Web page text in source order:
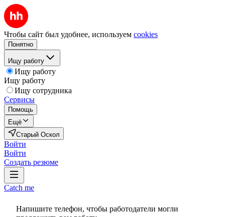
Чтобы сайт был удобнее, используем cookies
Понятно
Ищу работу
Ищу работу
Ищу работу
Ищу сотрудника
Сервисы
Помощь
Ещё
Старый Оскол
Войти
Войти
Создать резюме
Catch me
Напишите телефон, чтобы работодатели могли